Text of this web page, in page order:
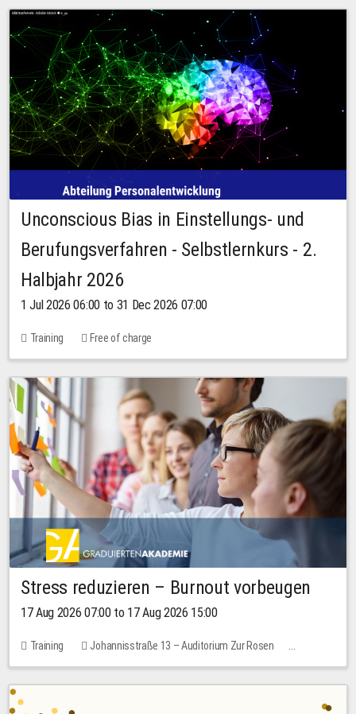
Unconscious Bias in Einstellungs- und
Berufungsverfahren - Selbstlernkurs - 2.
Halbjahr 2026
1 Jul 2026 06:00 to 31 Dec 2026 07:00
Training Free of charge
Stress reduzieren – Burnout vorbeugen
17 Aug 2026 07:00 to 17 Aug 2026 15:00
Training
Johannisstraße 13 – Auditorium Zur Rosen
2 places
10.00 EUR